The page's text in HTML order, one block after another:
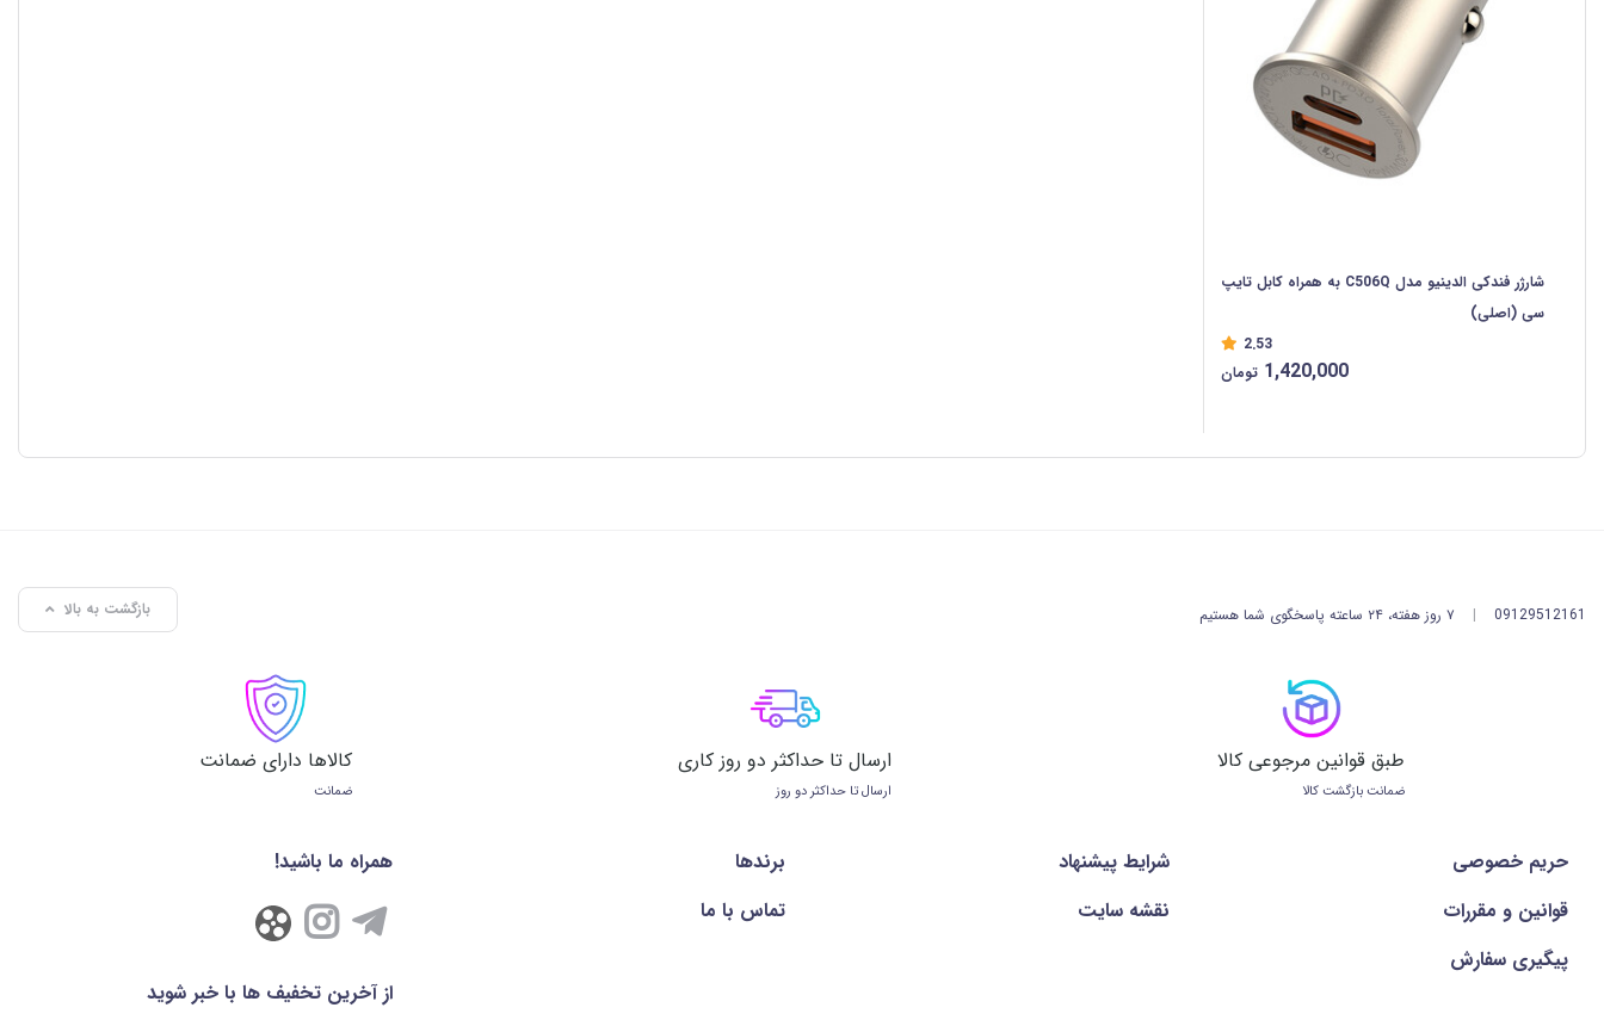
شارژر فندکی الدینیو مدل C506Q به همراه کابل تایپ
سی (اصلی)
2.53
1,420,000 تومان
09129512161
| ۷ روز هفته، ۲۴ ساعته پاسخگوی شما هستیم بازگشت به بالا
طبق قوانین مرجوعی کالا
ضمانت بازگشت کالا
ارسال تا حداکثر دو روز کاری
ارسال تا حداکثر دو روز
کالاها دارای ضمانت
ضمانت
حریم خصوصی شرايط پيشنهاد
برندها
قوانین و مقررات
نقشه سایت
تماس با ما
پیگیری سفارش
همراه ما باشید!
از آخرین تخفیف ها با خبر شوید